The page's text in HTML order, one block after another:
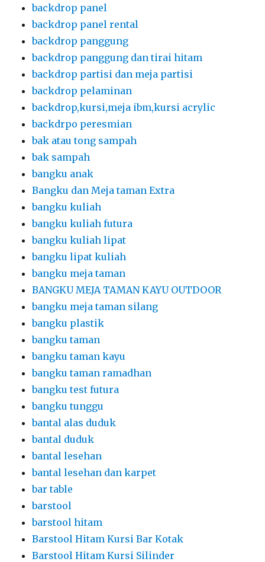
backdrop panel
backdrop panel rental
backdrop panggung
backdrop panggung dan tirai hitam
backdrop partisi dan meja partisi
backdrop pelaminan
backdrop,kursi,meja ibm,kursi acrylic
backdrpo peresmian
bak atau tong sampah
bak sampah
bangku anak
Bangku dan Meja taman Extra
bangku kuliah
bangku kuliah futura
bangku kuliah lipat
bangku lipat kuliah
bangku meja taman
BANGKU MEJA TAMAN KAYU OUTDOOR
bangku meja taman silang
bangku plastik
bangku taman
bangku taman kayu
bangku taman ramadhan
bangku test futura
bangku tunggu
bantal alas duduk
bantal duduk
bantal lesehan
bantal lesehan dan karpet
bar table
barstool
barstool hitam
Barstool Hitam Kursi Bar Kotak
Barstool Hitam Kursi Silinder